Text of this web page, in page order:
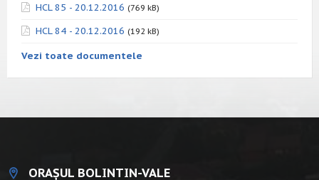
HCL 85 - 20.12.2016 (769 kB)
HCL 84 - 20.12.2016 (192 kB)
Vezi toate documentele
ORAȘUL BOLINTIN-VALE